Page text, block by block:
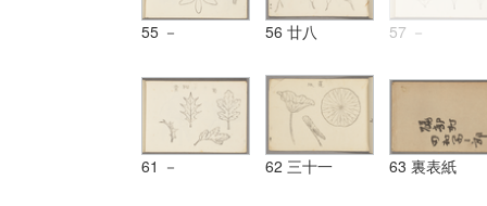
55 － 56 廿八 57 －
61 － 62 三十一 63 裏表紙